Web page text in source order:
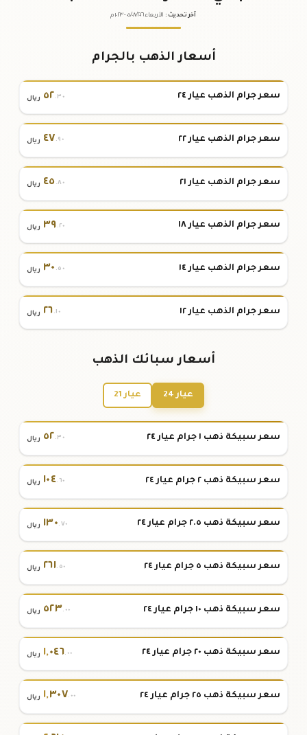
آخر تحديث : الأربعاء ٠٥ /٠٨/٢٠٢٦ - ١٠:٢٣ م
أسعار الذهب بالجرام
سعر جرام الذهب عيار ٢٤ ٥٢.٣٠ ريال
سعر جرام الذهب عيار ٢٢ ٤٧.٩٠ ريال
سعر جرام الذهب عيار ٢١ ٤٥ .٨٠ ريال
سعر جرام الذهب عيار ١٨ ٣٩.٢٠ ريال
سعر جرام الذهب عيار ١٤ ٣٠ .٥٠ ريال
سعر جرام الذهب عيار ١٢ ٢٦.١٠ ريال
أسعار سبائك الذهب
عيار 24 عيار 21
سعر سبيكة ذهب ١ جرام عيار ٢٤ ٥٢.٣٠ ريال
سعر سبيكة ذهب ٢ جرام عيار ٢٤ ١٠٤.٦٠ ريال
سعر سبيكة ذهب ٢.٥ جرام عيار ٢٤ ١٣٠.٧٠ ريال
سعر سبيكة ذهب ٥ جرام عيار ٢٤ ٢٦١.٥٠ ريال
سعر سبيكة ذهب ١٠ جرام عيار ٢٤ ٥٢٣.٠٠ ريال
سعر سبيكة ذهب ٢٠ جرام عيار ٢٤ ١,٠٤٦.٠٠ ريال
سعر سبيكة ذهب ٢٥ جرام عيار ٢٤ ١,٣٠٧.٠٠ ريال